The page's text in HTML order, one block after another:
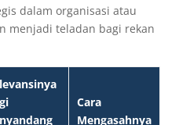
dalam organisasi atau
menjadi teladan bagi rekan
Cara
Mengasahnya